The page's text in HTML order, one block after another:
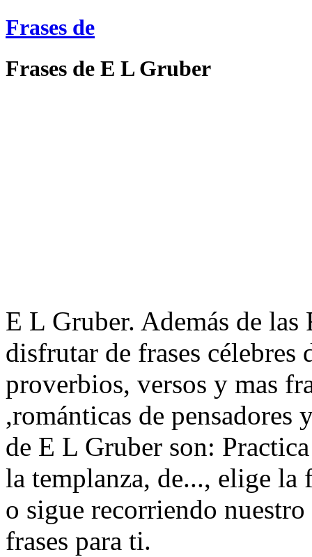
Frases de
Frases de E L Gruber
E L Gruber. Además de las
disfrutar de frases célebres
proverbios, versos y mas
,románticas de pensadores
de E L Gruber son:
la templanza, de..., elige la
o sigue recorriendo
frases para ti.